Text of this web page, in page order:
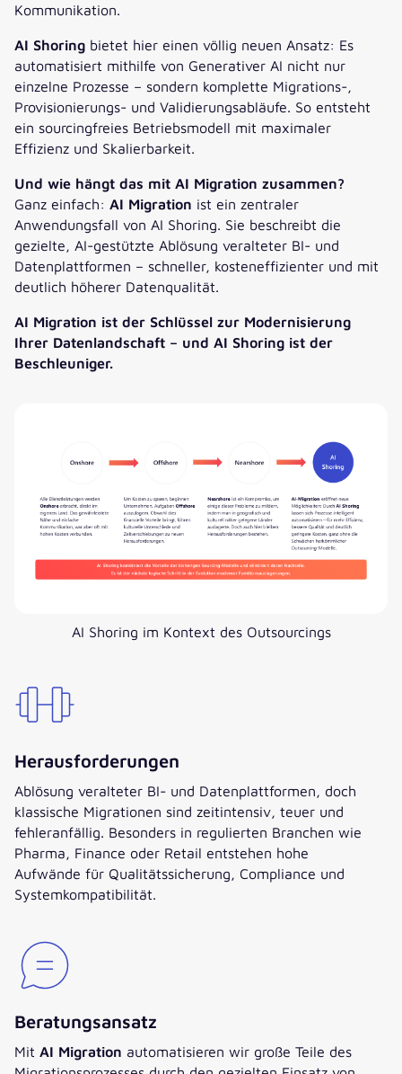
Kommunikation.
AI Shoring bietet hier einen völlig neuen Ansatz: Es
automatisiert mithilfe von Generativer AI nicht nur
einzelne Prozesse – sondern komplette Migrations-,
Provisionierungs- und Validierungsabläufe. So entsteht
ein sourcingfreies Betriebsmodell mit maximaler
Effizienz und Skalierbarkeit.
Und wie hängt das mit AI Migration zusammen?
Ganz einfach: AI Migration ist ein zentraler
Anwendungsfall von AI Shoring. Sie beschreibt die
gezielte, AI-gestützte Ablösung veralteter BI- und
Datenplattformen – schneller, kosteneffizienter und mit
deutlich höherer Datenqualität.
AI Migration ist der Schlüssel zur Modernisierung
Ihrer Datenlandschaft – und AI Shoring ist der
Beschleuniger.
AI Shoring im Kontext des Outsourcings
Herausforderungen
Ablösung veralteter BI- und Datenplattformen, doch
klassische Migrationen sind zeitintensiv, teuer und
fehleranfällig. Besonders in regulierten Branchen wie
Pharma, Finance oder Retail entstehen hohe
Aufwände für Qualitätssicherung, Compliance und
Systemkompatibilität.
Beratungsansatz
Mit AI Migration automatisieren wir große Teile des